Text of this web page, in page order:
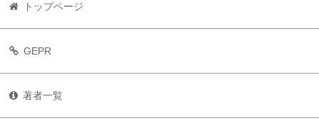
トップページ
GEPR
著者一覧